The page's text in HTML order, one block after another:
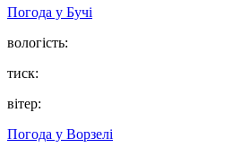
Погода у Бучі
вологість:
тиск:
вітер:
Погода у Ворзелі